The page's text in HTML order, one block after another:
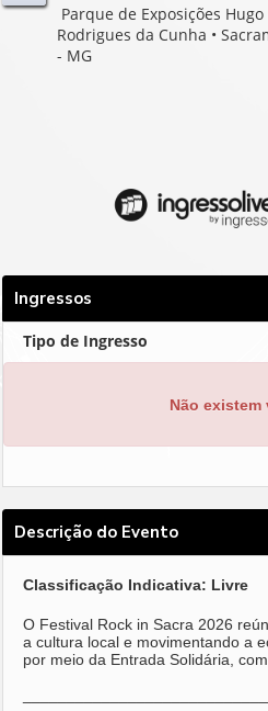
Parque de Exposições Hugo
Rodrigues da Cunha •
- MG
Ingressos
Tipo de Ingresso
Não existem
Descrição do Evento
Classificação Indicativa: Livre
O Festival Rock in Sacra 2026
a cultura local e movimentando a
por meio da Entrada Solidária,